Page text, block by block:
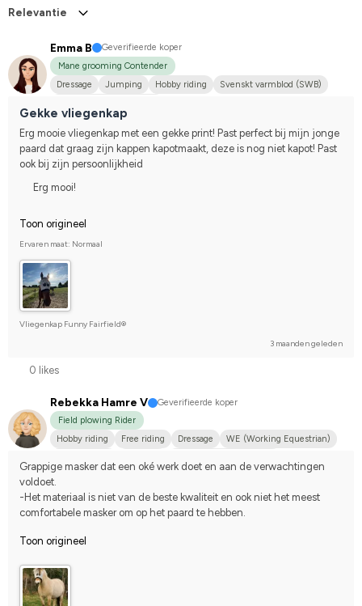
Relevantie
Emma B
Geverifieerde koper
Mane grooming Contender
Dressage
Jumping Hobby riding
Svenskt varmblod (SWB)
Gekke vliegenkap
Erg mooie vliegenkap met een gekke print! Past perfect bij mijn jonge
paard dat graag zijn kappen kapotmaakt, deze is nog niet kapot! Past
ook bij zijn persoonlijkheid
Erg mooi!
Toon origineel
Ervaren maat: Normaal
Vliegenkap Funny Fairfield®
3 maanden geleden
0 likes
Rebekka Hamre V
Geverifieerde koper
Field plowing Rider
Hobby riding
Free riding Dressage
WE (Working Equestrian)
Grappige masker dat een oké werk doet en aan de verwachtingen
voldoet.
-Het materiaal is niet van de beste kwaliteit en ook niet het meest
comfortabele masker om op het paard te hebben.
Toon origineel